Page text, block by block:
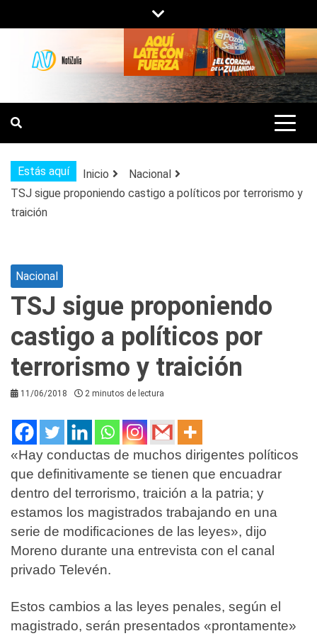
al
contenido
NOTIZULIA
NOTICIAS DEL ZULIA, VENEZUELA Y
DE INTERÉS GENERAL.
Estás aquí Inicio
Nacional
TSJ sigue proponiendo castigo a políticos por terrorismo y
traición
Nacional
TSJ sigue proponiendo
castigo a políticos por
terrorismo y traición
11/06/2018 2 minutos de lectura
«Hay conductas de muchos dirigentes políticos
que definitivamente se tienen que encuadrar
dentro del terrorismo, traición a la patria; y
estamos los magistrados trabajando en una
serie de modificaciones de las leyes», dijo
Moreno durante una entrevista con el canal
privado Televén.
Estos cambios a las leyes penales, según el
magistrado, serán presentados «prontamente»